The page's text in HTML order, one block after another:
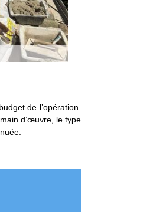
de l’opération.
d’œuvre, le type